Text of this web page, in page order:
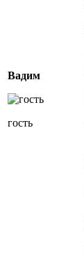
Вадим
гость